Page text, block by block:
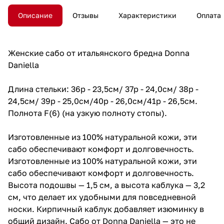
Описание Отзывы Характеристики Оплата
Женские сабо от итальянского бредна Donna
Daniella
Длина стельки: 36р - 23,5см/ 37р - 24,0см/ 38р -
24,5см/ 39р - 25,0см/40р - 26,0см/41р - 26,5см.
Полнота F(6) (на узкую полноту стопы).
Изготовленные из 100% натуральной кожи, эти
сабо обеспечивают комфорт и долговечность.
Изготовленные из 100% натуральной кожи, эти
сабо обеспечивают комфорт и долговечность.
Высота подошвы — 1,5 см, а высота каблука — 3,2
см, что делает их удобными для повседневной
носки. Кирпичный каблук добавляет изюминку в
общий дизайн. Сабо от Donna Daniella — это не